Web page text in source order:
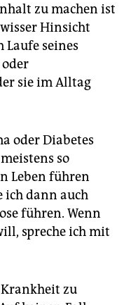
zu machen ist
Hinsicht
Laufe seines
sie im Alltag
oder Diabetes
so
Leben führen
ich dann auch
führen. Wenn
spreche ich mit
zu